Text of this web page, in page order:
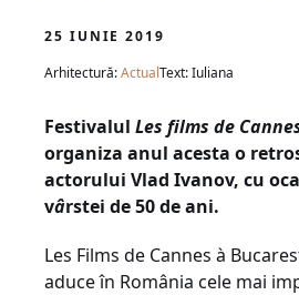
25 IUNIE 2019
Arhitectură:ActualText: Iuliana
Festivalul Les films de
organiza anul acesta o
actorului Vlad Ivanov, cu
vârstei de 50 de ani.
Les Films de Cannes à
aduce în România cele mai